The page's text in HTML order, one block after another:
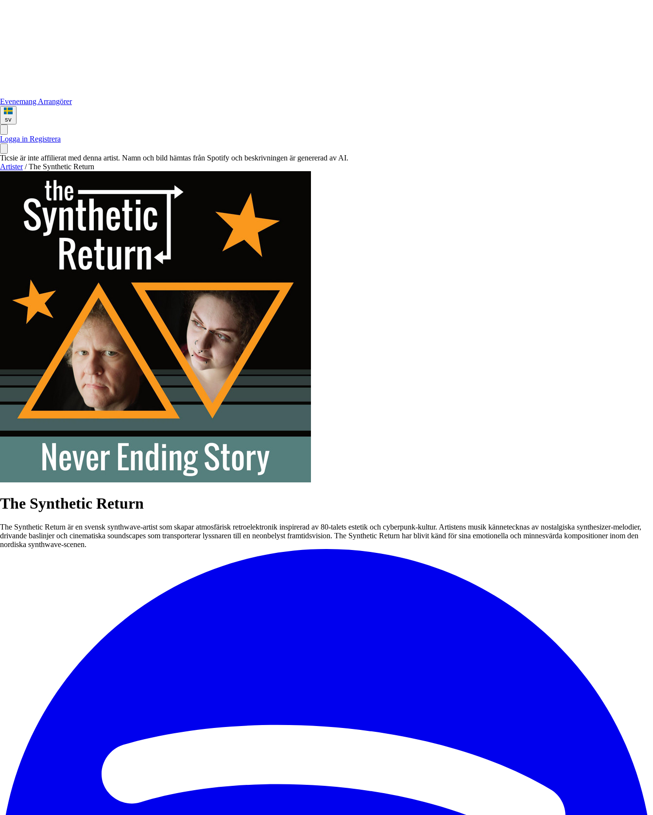
Evenemang Arrangörer
sv
Logga in Registrera
Ticsie är inte affilierat med denna artist. Namn och bild hämtas från Spotify och beskrivningen är genererad av AI.
Artister / The Synthetic Return
The Synthetic Return
The Synthetic Return är en svensk synthwave-artist som skapar atmosfärisk retroelektronik inspirerad av 80-talets estetik och cyberpunk-kultur. Artistens musik kännetecknas av nostalgiska synthesizer-melodier,
drivande baslinjer och cinematiska soundscapes som transporterar lyssnaren till en neonbelyst framtidsvision. The Synthetic Return har blivit känd för sina emotionella och minnesvärda kompositioner inom den
nordiska synthwave-scenen.